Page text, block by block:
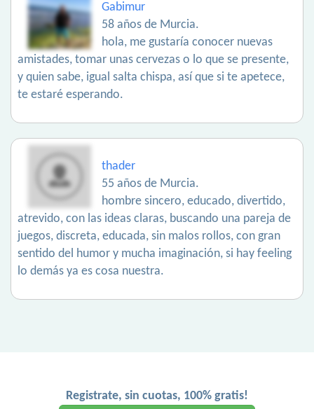
Gabimur
58 años de Murcia.
hola, me gustaría conocer nuevas
amistades, tomar unas cervezas o lo que se presente,
y quien sabe, igual salta chispa, así que si te apetece,
te estaré esperando.
thader
55 años de Murcia.
hombre sincero, educado, divertido,
atrevido, con las ideas claras, buscando una pareja de
juegos, discreta, educada, sin malos rollos, con gran
sentido del humor y mucha imaginación, si hay feeling
lo demás ya es cosa nuestra.
Registrate, sin cuotas, 100% gratis!